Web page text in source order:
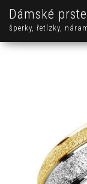
Dámské
šperky, řetízky,